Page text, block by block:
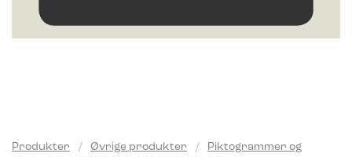
Produkter / Øvrige produkter /
Piktogrammer og